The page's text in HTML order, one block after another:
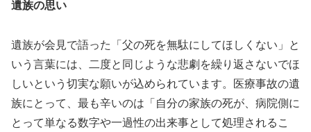
遺族の思い
遺族が会見で語った「父の死を無駄にしてほしくない」と
いう言葉には、二度と同じような悲劇を繰り返さないでほ
しいという切実な願いが込められています。医療事故の遺
族にとって、最も辛いのは「自分の家族の死が、病院側に
とって単なる数字や一過性の出来事として処理されるこ